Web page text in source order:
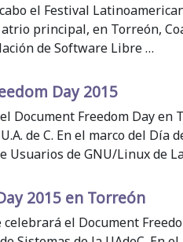
el Festival
principal, en Torreón,
de Software Libre …
Day 2015
Document Freedom Day
de C. En el marco del Día
Usuarios de GNU/Linux de
2015 en Torreón
celebrará el Document